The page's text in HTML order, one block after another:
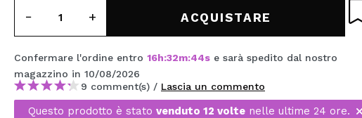
MAQUIFARMA
TRAVEL SIZE
NATURE
ACQUISTARE
Confermare l'ordine entro 16h:32m:43se sarà spedito dal nostro
magazzino in 10/08/2026
9 comment(s) / Lascia un commento
Questo prodotto è stato venduto 12 voltenelle ultime 24 ore.